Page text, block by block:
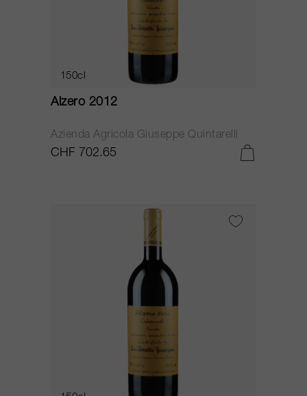
150cl
Alzero 2012
Azienda Agricola Giuseppe Quintarelli
CHF 702.65